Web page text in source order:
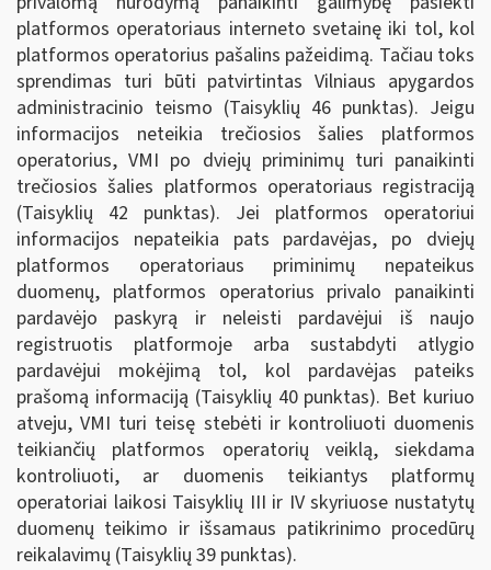
platformos operatoriaus interneto svetainę iki tol, kol
platformos operatorius pašalins pažeidimą. Tačiau toks
sprendimas turi būti patvirtintas Vilniaus apygardos
administracinio teismo (Taisyklių 46 punktas). Jeigu
informacijos neteikia trečiosios šalies platformos
operatorius, VMI po dviejų priminimų turi panaikinti
trečiosios šalies platformos operatoriaus registraciją
(Taisyklių 42 punktas). Jei platformos operatoriui
informacijos nepateikia pats pardavėjas, po dviejų
platformos operatoriaus priminimų nepateikus
duomenų, platformos operatorius privalo panaikinti
pardavėjo paskyrą ir neleisti pardavėjui iš naujo
registruotis platformoje arba sustabdyti atlygio
pardavėjui mokėjimą tol, kol pardavėjas pateiks
prašomą informaciją (Taisyklių 40 punktas). Bet kuriuo
atveju, VMI turi teisę stebėti ir kontroliuoti duomenis
teikiančių platformos operatorių veiklą, siekdama
kontroliuoti, ar duomenis teikiantys platformų
operatoriai laikosi Taisyklių III ir IV skyriuose nustatytų
duomenų teikimo ir išsamaus patikrinimo procedūrų
reikalavimų (Taisyklių 39 punktas).